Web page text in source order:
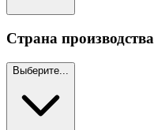
Страна производства
Выберите...